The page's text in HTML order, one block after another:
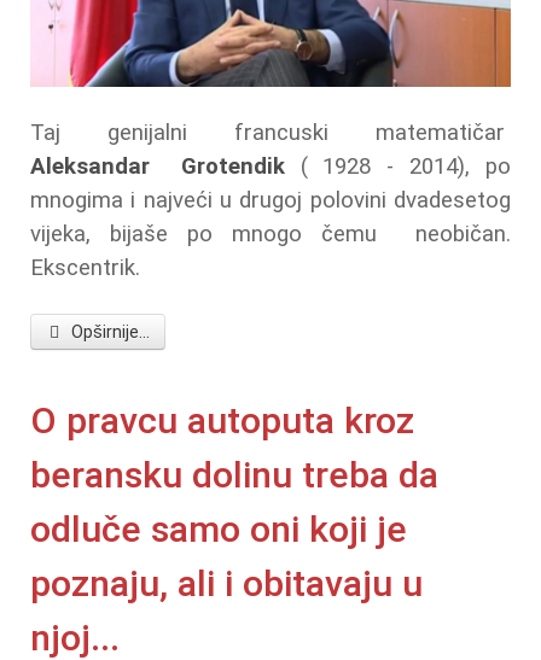
Taj genijalni francuski matematičar
Aleksandar Grotendik( 1928 - 2014), po
mnogima i najveći u drugoj polovini dvadesetog
vijeka, bijaše po mnogo čemu neobičan.
Ekscentrik.
Opširnije...
O pravcu autoputa kroz
beransku dolinu treba da
odluče samo oni koji je
poznaju, ali i obitavaju u
njoj...